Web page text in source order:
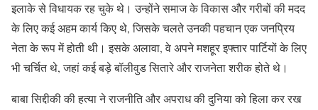
इलाके से विधायक रह चुके थे। उन्होंने समाज के विकास और गरीबों की मदद
के लिए कई अहम कार्य किए थे, जिसके चलते उनकी पहचान एक जनप्रिय
नेता के रूप में होती थी। इसके अलावा, वे अपने मशहूर इफ्तार पार्टियों के लिए
भी चर्चित थे, जहां कई बड़े बॉलीवुड सितारे और राजनेता शरीक होते थे।
बाबा सिद्दीकी की हत्या ने राजनीति और अपराध की दुनिया को हिला कर रख